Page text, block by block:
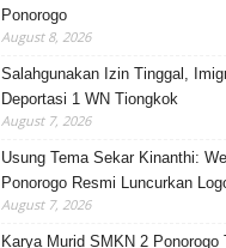
Ponorogo
August 8, 2026
Salahgunakan Izin Tinggal,
Deportasi 1 WN Tiongkok
August 7, 2026
Usung Tema Sekar Kinanthi:
Ponorogo Resmi Luncurkan
August 7, 2026
Karya Murid SMKN 2 Ponorogo